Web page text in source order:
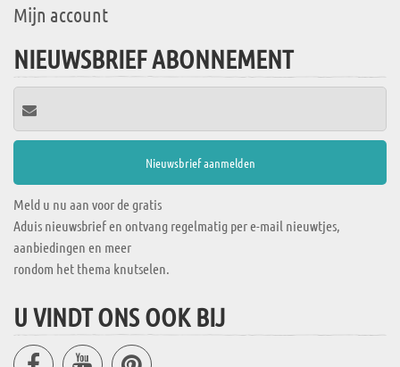
Mijn account
NIEUWSBRIEF ABONNEMENT
Meld u nu aan voor de gratis
Aduis nieuwsbrief en ontvang regelmatig per e-mail nieuwtjes,
aanbiedingen en meer
rondom het thema knutselen.
U VINDT ONS OOK BIJ